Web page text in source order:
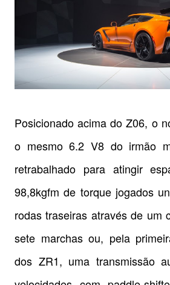
Posicionado acima do Z06, o
o mesmo 6.2 V8 do irmão
retrabalhado para atingir
98,8kgfm de torque jogados
rodas traseiras através de um
sete marchas ou, pela
dos ZR1, uma transmissão